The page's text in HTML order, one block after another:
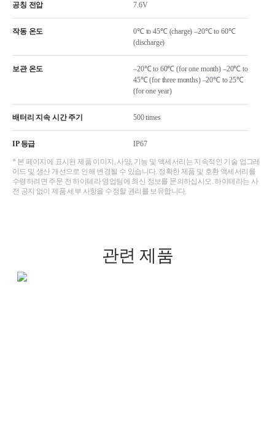
공칭 전압 7.6V
작동 온도
0℃ to 45℃ (charge) –20℃ to 60℃
(discharge)
보관 온도
–20℃ to 60℃ (for one month) –20℃ to
45℃ (for three months) –20℃ to 25℃
(for one year)
배터리 지속 시간 주기 500 times
IP 등급 IP67
* 본 페이지에 표시된 제품 이미지, 사양, 기능 및 액세서리는 지속적인 기술 업그레
이드 및 생산 개선으로 인해 변경될 수 있습니다. 정확한 제품 및 호환 액세서리를
수령하려면 주문 전 하이테라 영업팀에 최신 정보를 문의하십시오. 하이테라는 사
전 공지 없이 제품 세부 사항을 수정할 권리를 보유합니다.
관련 제품